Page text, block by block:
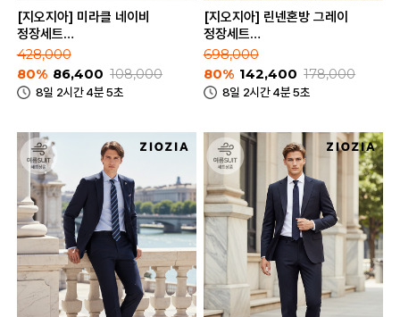
[지오지아] 미라클 네이비
정장세트
(ABE2SB1201_ABE2SP1201_NV)
428,000
80% 86,400 108,000
8일 2시간 4분 5초
[지오지아] 린넨혼방 그레이
정장세트
698,000
80% 142,400 178,000
8일 2시간 4분 5초